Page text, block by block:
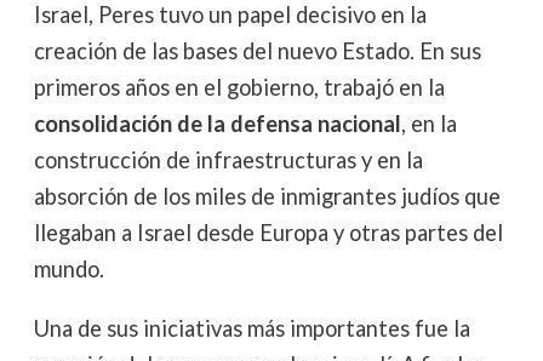
Israel, Peres tuvo un papel decisivo en la
creación de las bases del nuevo Estado. En sus
primeros años en el gobierno, trabajó en la
consolidación de la defensa nacional, en la
construcción de infraestructuras y en la
absorción de los miles de inmigrantes judíos que
llegaban a Israel desde Europa y otras partes del
mundo.
Una de sus iniciativas más importantes fue la